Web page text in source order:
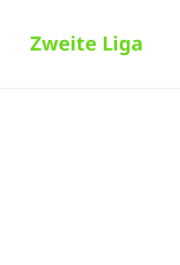
Zweite Liga